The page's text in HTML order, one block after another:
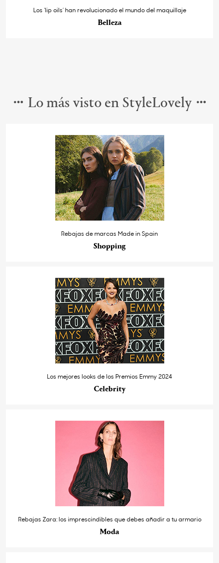
Los ‘lip oils’ han revolucionado el mundo del maquillaje
Belleza
Lo más visto en StyleLovely
Rebajas de marcas Made in Spain
Shopping
Los mejores looks de los Premios Emmy 2024
Celebrity
Rebajas Zara: los imprescindibles que debes añadir a tu armario
Moda